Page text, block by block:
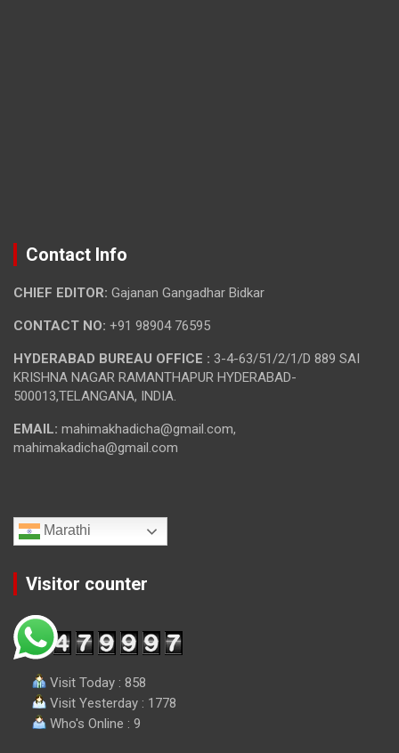
Contact Info
CHIEF EDITOR: Gajanan Gangadhar Bidkar
CONTACT NO: +91 98904 76595
HYDERABAD BUREAU OFFICE : 3-4-63/51/2/1/D 889 SAI
KRISHNA NAGAR RAMANTHAPUR HYDERABAD-
500013,TELANGANA, INDIA.
EMAIL: mahimakhadicha@gmail.com,
mahimakadicha@gmail.com
Marathi
Visitor counter
Visit Today : 858
Visit Yesterday : 1778
Who's Online : 9